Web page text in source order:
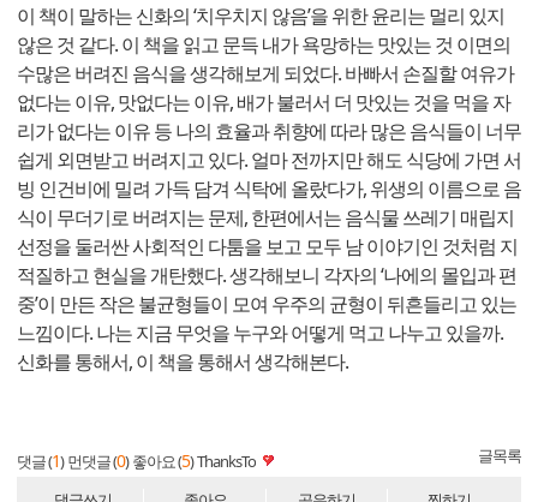
이 책이 말하는 신화의 ‘치우치지 않음’을 위한 윤리는 멀리 있지
않은 것 같다. 이 책을 읽고 문득 내가 욕망하는 맛있는 것 이면의
수많은 버려진 음식을 생각해보게 되었다. 바빠서 손질할 여유가
없다는 이유, 맛없다는 이유, 배가 불러서 더 맛있는 것을 먹을 자
리가 없다는 이유 등 나의 효율과 취향에 따라 많은 음식들이 너무
쉽게 외면받고 버려지고 있다. 얼마 전까지만 해도 식당에 가면 서
빙 인건비에 밀려 가득 담겨 식탁에 올랐다가, 위생의 이름으로 음
식이 무더기로 버려지는 문제, 한편에서는 음식물 쓰레기 매립지
선정을 둘러싼 사회적인 다툼을 보고 모두 남 이야기인 것처럼 지
적질하고 현실을 개탄했다. 생각해보니 각자의 ‘나에의 몰입과 편
중’이 만든 작은 불균형들이 모여 우주의 균형이 뒤흔들리고 있는
느낌이다. 나는 지금 무엇을 누구와 어떻게 먹고 나누고 있을까.
신화를 통해서, 이 책을 통해서 생각해본다.
댓글 (1) 먼댓글 (0) 좋아요 (5)ThanksTo 글목록